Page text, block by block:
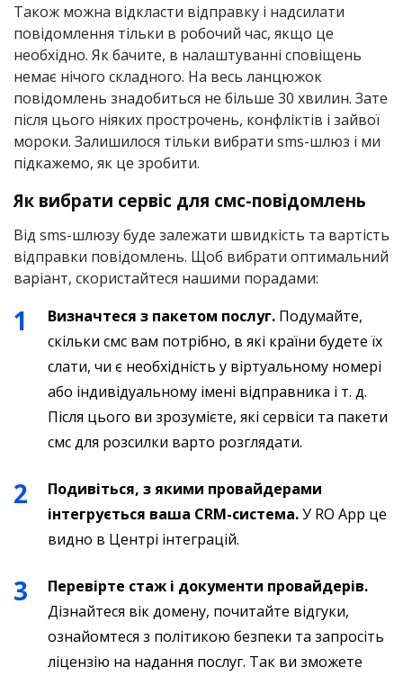
Також можна відкласти відправку і надсилати
повідомлення тільки в робочий час, якщо це
необхідно. Як бачите, в налаштуванні сповіщень
немає нічого складного. На весь ланцюжок
повідомлень знадобиться не більше 30 хвилин. Зате
після цього ніяких прострочень, конфліктів і зайвої
мороки. Залишилося тільки вибрати sms-шлюз і ми
підкажемо, як це зробити.
Як вибрати сервіс для смс-повідомлень
Від sms-шлюзу буде залежати швидкість та вартість
відправки повідомлень. Щоб вибрати оптимальний
варіант, скористайтеся нашими порадами:
Визначтеся з пакетом послуг. Подумайте,
скільки смс вам потрібно, в які країни будете їх
слати, чи є необхідність у віртуальному номері
або індивідуальному імені відправника і т. д.
Після цього ви зрозумієте, які сервіси та пакети
смс для розсилки варто розглядати.
Подивіться, з якими провайдерами
інтегрується ваша CRM-система.У RO App це
видно в Центрі інтеграцій.
Перевірте стаж і документи провайдерів.
Дізнайтеся вік домену, почитайте відгуки,
ознайомтеся з політикою безпеки та запросіть
ліцензію на надання послуг. Так ви зможете